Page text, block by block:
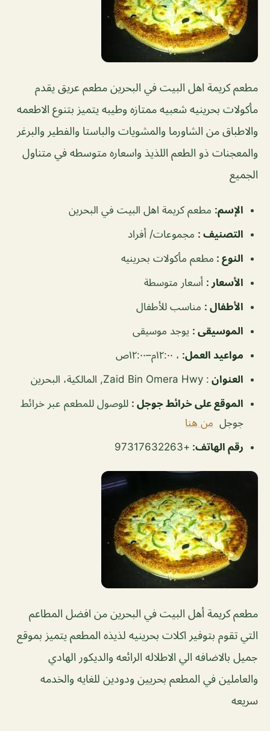
مطعم كريمة اهل البيت في البحرين مطعم عريق يقدم
مأكولات بحرينيه شعبيه ممتازه وطيبه يتميز بتنوع الاطعمه
والاطباق من الشاورما والمشويات والباستا والفطير والبرغر
والمعجنات ذو الطعم اللذيذ واسعاره متوسطه في متناول
الجميع
الإسم: مطعم كريمة اهل البيت في البحرين
التصنيف : مجموعات/ أفراد
النوع : مطعم مأكولات بحرينيه
الأسعار : أسعار متوسطة
الأطفال : مناسب للأطفال
الموسيقى : يوجد موسيقى
مواعيد العمل: ، ١٢:٠٠م–١٢:٠٠ص
العنوان : Zaid Bin Omera Hwy, المالكية، البحرين
الموقع على خرائط جوجل : للوصول للمطعم عبر خرائط
جوجل من هنا
رقم الهاتف: +97317632263
مطعم كريمة أهل البيت في البحرين من افضل المطاعم
التي تقوم بتوفير اكلات بحرينيه لذيذه المطعم يتميز بموقع
جميل بالاضافه الي الاطلاله الرائعه والديكور الهادي
والعاملين في المطعم بحريين ودودين للغايه والخدمه
سريعه